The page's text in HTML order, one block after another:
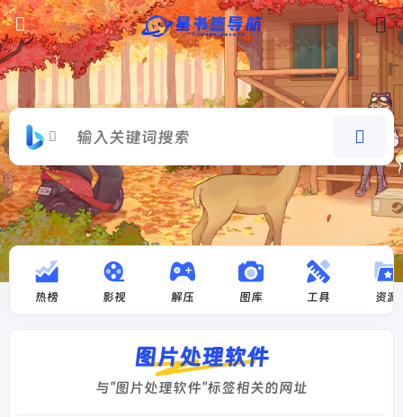
热榜 影视 解压 图库 工具 资源
图片处理软件
与"图片处理软件"标签相关的网址